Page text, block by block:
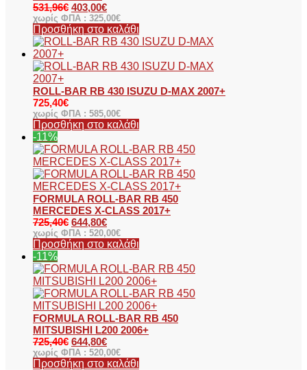
531,96€ 403,00€
χωρίς ΦΠΑ : 325,00€
Προσθήκη στο καλάθι
ROLL-BAR RB 430 ISUZU D-MAX 2007+
725,40€
χωρίς ΦΠΑ : 585,00€
Προσθήκη στο καλάθι
-11%
FORMULA ROLL-BAR RB 450
MERCEDES X-CLASS 2017+
725,40€ 644,80€
χωρίς ΦΠΑ : 520,00€
Προσθήκη στο καλάθι
-11%
FORMULA ROLL-BAR RB 450
MITSUBISHI L200 2006+
725,40€ 644,80€
χωρίς ΦΠΑ : 520,00€
Προσθήκη στο καλάθι